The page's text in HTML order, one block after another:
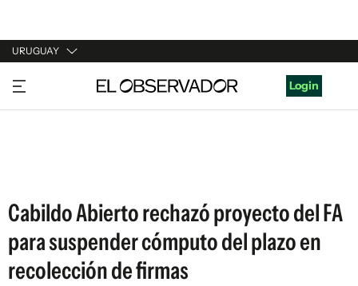
URUGUAY
URUGUAY
ARGENTINA
Login
Cabildo Abierto rechazó proyecto del FA
para suspender cómputo del plazo en
recolección de firmas